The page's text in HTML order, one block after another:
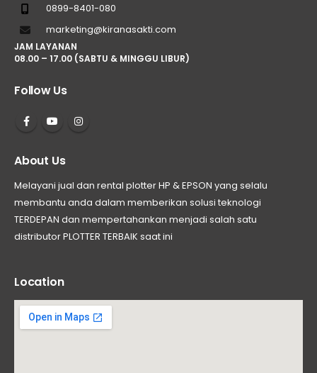
0899-8401-080
marketing@kiranasakti.com
JAM LAYANAN
08.00 – 17.00 (SABTU & MINGGU LIBUR)
Follow Us
About Us
Melayani jual dan rental plotter HP & EPSON yang selalu
membantu anda dalam memberikan solusi teknologi
TERDEPAN dan mempertahankan menjadi salah satu
distributor PLOTTER TERBAIK saat ini
Location